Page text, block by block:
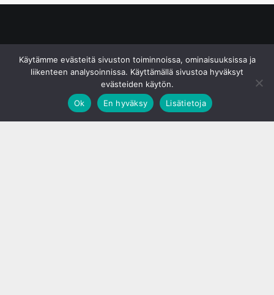
Käytämme evästeitä sivuston toiminnoissa, ominaisuuksissa ja
liikenteen analysoinnissa. Käyttämällä sivustoa hyväksyt
evästeiden käytön.
Ok
En hyväksy Lisätietoja